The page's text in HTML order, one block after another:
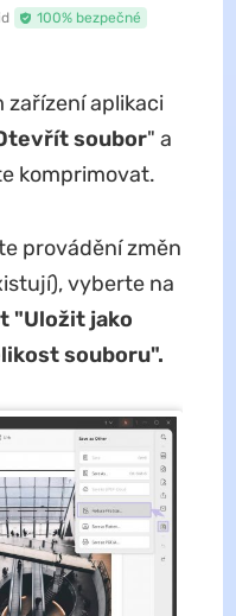
100% bezpečné
zařízení aplikaci
soubor" a
komprimovat.
provádění změn
vyberte na
"Uložit jako
souboru".